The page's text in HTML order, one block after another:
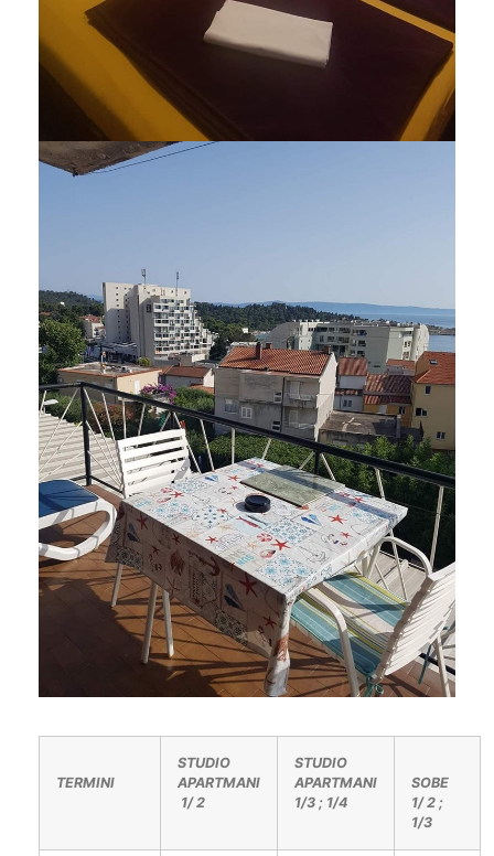
TERMINI
STUDIO
APARTMANI
1/ 2
STUDIO
APARTMANI
1/3 ; 1/4
SOBE
1/ 2 ;
1/3